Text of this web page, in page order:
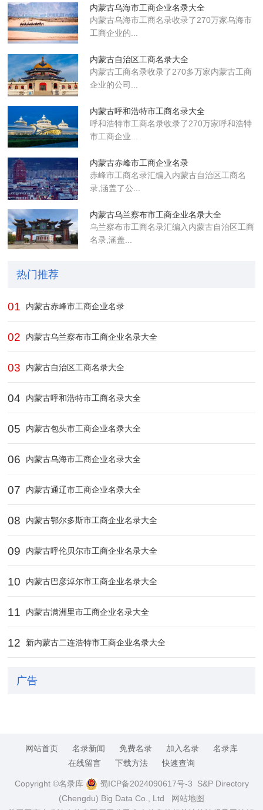
内蒙古乌海市工商企业名录大全
内蒙古乌海市工商名录收录了270万家乌海市
工商企业的...
内蒙古自治区工商名录大全
内蒙古工商名录收录了270多万家内蒙古工商
企业的公司...
内蒙古呼和浩特市工商名录大全
呼和浩特市工商名录收录了270万家呼和浩特
市工商企业...
‌内蒙古赤峰市工商企业名录
赤峰市工商名录汇编入内蒙古自治区工商名
录,涵盖了公...
‌内蒙古乌兰察布市工商企业名录大全
乌兰察布市工商名录汇编入内蒙古自治区工商
名录,涵盖...
热门推荐
01 ‌内蒙古赤峰市工商企业名录
02 ‌内蒙古乌兰察布市工商企业名录大全
03 内蒙古自治区工商名录大全
04 内蒙古呼和浩特市工商名录大全
05 内蒙古包头市工商企业名录大全
06 内蒙古乌海市工商企业名录大全
07 ‌内蒙古通辽市工商企业名录大全
08 内‌蒙古鄂尔多斯市工商企业名录大全
09 ‌内蒙古呼伦贝尔市工商企业名录大全
10 内蒙古巴彦淖尔市工商企业名录大全
11 ‌内蒙古满洲里市工商企业名录大全
12 ‌新内蒙古二连浩特市工商企业名录大全
广告
网站首页 名录新闻 免费名录 加入名录
名录库
在线留言
下载方法 快速查询
Copyright ©名录库 蜀ICP备2024090617号-3 S&P Directory
(Chengdu) Big Data Co., Ltd
网站地图